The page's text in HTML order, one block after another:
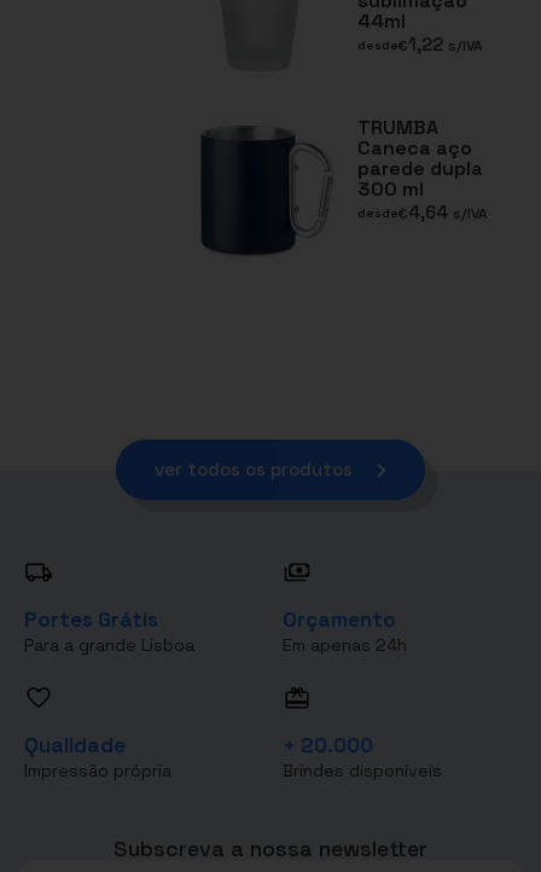
44ml
desde€1,22 s/IVA
TRUMBA
Caneca aço
parede dupla
300 ml
desde€4,64 s/IVA
ver todos os produtos
Portes Grátis
Para a grande Lisboa
Orçamento
Em apenas 24h
Qualidade
Impressão própria
+ 20.000
Brindes disponíveis
Subscreva a nossa newsletter